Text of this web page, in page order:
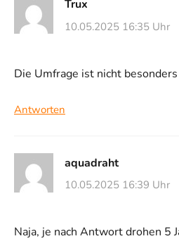
Trux
10.05.2025 16:35 Uhr
Die Umfrage ist nicht
Antworten
aquadraht
10.05.2025 16:39 Uhr
Naja, je nach Antwort drohen 5